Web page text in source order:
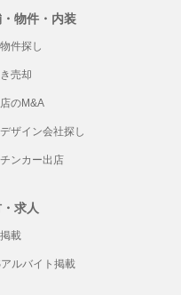
物件・内装
件探し
売却
のM&A
ザイン会社探し
ンカー出店
求人
載
ルバイト掲載